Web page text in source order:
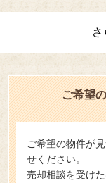
ご希望
ご希望の物件が
せください。
売却相談を受け